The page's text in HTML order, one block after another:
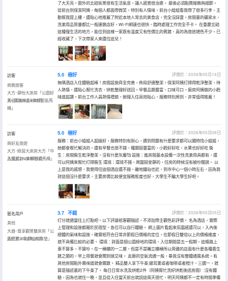
了大天亮。窗外的北碚街景很有生活氣息，讓人感覺很治癒。 最後必須點贊服務與細節。
從前台到保潔阿姨，每個人都面帶微笑，特別有人情味。前台小姐姐看我帶了很多行李，主
動幫我提上樓，還貼心地推薦了附近本地人常去的美食店，完全沒踩雷。房間裏的礦泉水、
洗漱用品質量都比一般連鎖店好，Wi-Fi網速也很快，臨時處理工作完全不卡。 在重慶北碚
這種慢生活的地方，能住到這樣一家既有温度又有性價比的賓館，真的為旅途增色不少。已
經收藏了，下次帶家人來還住這兒！
訪客
商務旅客
大方･靜怡大床房「公園好
景+高端床品+美標智能馬
桶」
入住於2026年05月
5.0 極好
評價於：2026年05月14日
無隅酒店入住體驗超棒！房間設施齊全完善，佈局舒適整潔。保潔阿姨打掃得乾淨整潔，待
人熱情，還貼心幫忙洗衣、烘乾整理好送回。早餐品類豐富、口味可口，廚房阿姨做的小麪
味道超讚。前台工作人員熱情禮貌，辦理入住高效貼心，服務特別周到，非常值得推薦！
訪客
與好友旅遊
大方･綠茵大床房大方「中
古風設計+美標智能馬桶」
入住於2026年05月
5.0 極好
評價於：2026年05月08日
服務：前台小姐姐人超級好，服務特別有耐心，遇到問題有什麼要求都可以隨時找小姐姐，
她都會幫忙解決的。還有早餐也很不錯，種類挺豐富的，小麪好好吃，水果也好好吃 衞
生：房間衞生乾淨整潔，沒有什麼灰塵🥰 設施：進房間基本設備一次性洗漱用具都有，還
可以阿姨來幫忙打掃衞生 環境：環境不錯，周圍挺安靜的，住房的時候沒有被吵醒過。 以
上是我的感想，我覺得住這個酒店還不錯，離地鐵站也近，到市中心一個小時左右，因為我
對這個沒什麼要求，主要房價比較便宜服務態度也好，大學生不騙大學生好吧。
匿名用戶
其他
大器･尊享觀景雙床房「公
園好景＋乳膠山棕床墊」
入住於2026年05月
3.7 不錯
評價於：2026年05月05日
打分就適當往上打點吧。以下評論衹客觀描述，不添加帶主觀色彩評價。 名為酒店，實際
上管理和設施都屬於民宿型，各位可以自行體驗。 網上圖片看起來氛圍感還可以，入內後
總體的氣味和設施，確實衹符合日常非節假日價格的定位，在節假日雙倍以上的價格維度，
就不具備比較的必要。 環境：對面是個公園綠地的環境，入住期間是五一假期，這條路上
車不算多，不算吵。在一棟樓的一二層，但是不是獨立樓棟所以旁邊的店面有什麼各種養生
館之類的，早上用餐就會聞到燒艾味。 走廊的空氣流通一般，畢竟沒有整體通風系統。有
其他房間點外賣味道就會飄散。 精品雙人享下午茶:銀耳羹或者咖啡或者橙汁，三選一，就
算是描述裏的下午茶了。 每日日常水洗及烘乾2件（阿姨幫忙洗好烘乾後送房間）:沒有體
驗，因為也就住一晚，並且從入住當天前台就説這兩天很忙，明天阿姨都不一定有時間準備